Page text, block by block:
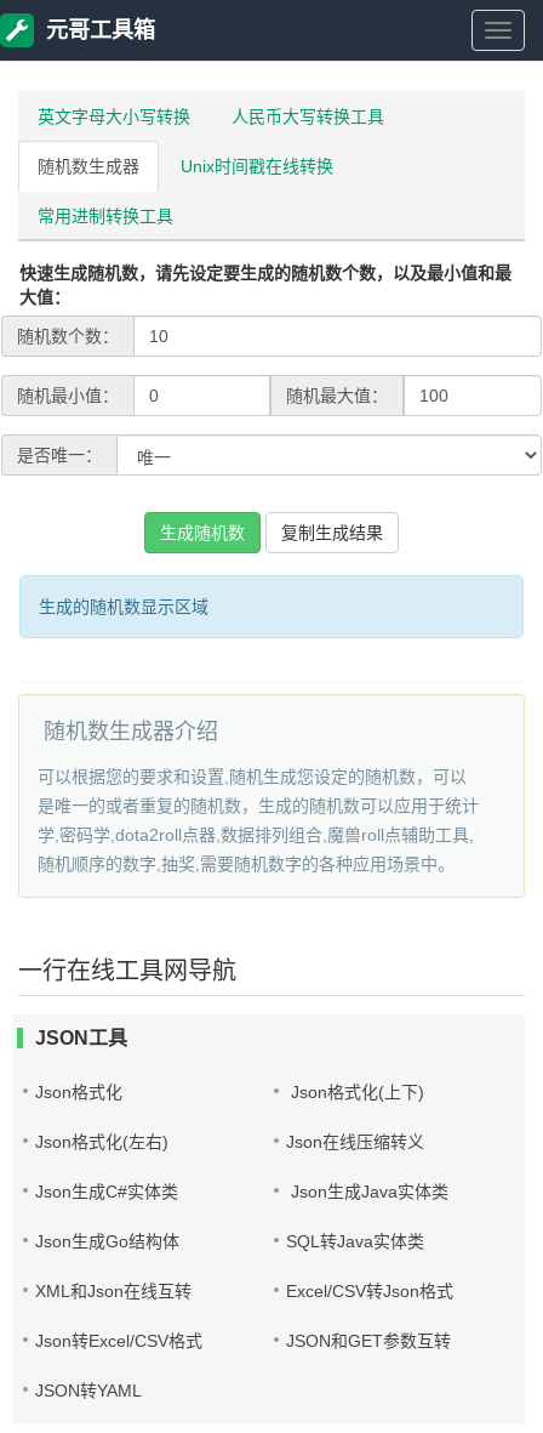
元
元哥工具箱
英文字母大小写转换 人民币大写转换工具
随机数生成器 Unix时间戳在线转换
常用进制转换工具
快速生成随机数，请先设定要生成的随机数个数，以及最小值和最
大值：
随机数个数：
随机最小值： 随机最大值：
是否唯一：
生成随机数 复制生成结果
生成的随机数显示区域
随机数生成器介绍
可以根据您的要求和设置,随机生成您设定的随机数，可以
是唯一的或者重复的随机数，生成的随机数可以应用于统计
学,密码学,dota2roll点器,数据排列组合,魔兽roll点辅助工具,
随机顺序的数字,抽奖,需要随机数字的各种应用场景中。
一行在线工具网导航
JSON工具
Json格式化 Json格式化(上下)
Json格式化(左右) Json在线压缩转义
Json生成C#实体类 Json生成Java实体类
Json生成Go结构体 SQL转Java实体类
XML和Json在线互转 Excel/CSV转Json格式
Json转Excel/CSV格式 JSON和GET参数互转
JSON转YAML